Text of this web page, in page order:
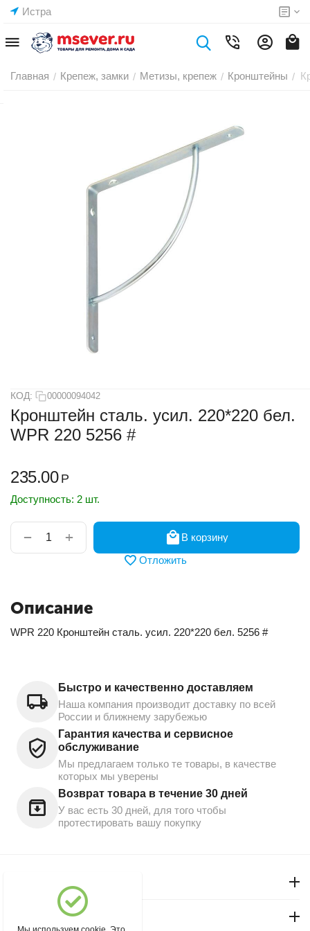
Истра
Главная / Крепеж, замки / Метизы, крепеж / Кронштейны /
КОД: 00000094042
Кронштейн сталь. усил. 220*220 бел.
WPR 220 5256 #
235.00 Р
Доступность: 2 шт.
+
−
В корзину
Отложить
Описание
WPR 220 Кронштейн сталь. усил. 220*220 бел. 5256 #
Быстро и качественно доставляем
Наша компания производит доставку по всей
России и ближнему зарубежью
Гарантия качества и сервисное
обслуживание
Мы предлагаем только те товары, в качестве
которых мы уверены
Возврат товара в течение 30 дней
У вас есть 30 дней, для того чтобы
протестировать вашу покупку
Магазин "Северный"